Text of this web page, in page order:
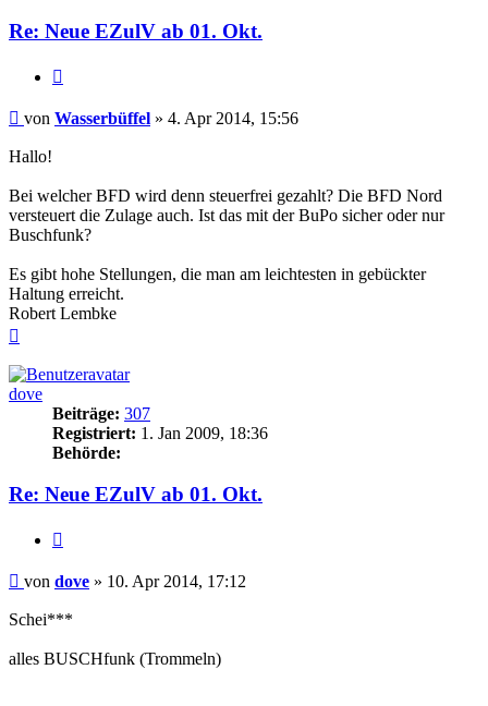
Re: Neue EZulV ab 01. Okt.
Beitrag
von Wasserbüffel » 4. Apr 2014, 15:56
Hallo!
Bei welcher BFD wird denn steuerfrei gezahlt? Die BFD Nord
versteuert die Zulage auch. Ist das mit der BuPo sicher oder nur
Buschfunk?
Es gibt hohe Stellungen, die man am leichtesten in gebückter
Haltung erreicht.
Robert Lembke
dove
Beiträge: 307
Registriert: 1. Jan 2009, 18:36
Behörde:
Re: Neue EZulV ab 01. Okt.
Beitrag
von dove » 10. Apr 2014, 17:12
Schei***
alles BUSCHfunk (Trommeln)